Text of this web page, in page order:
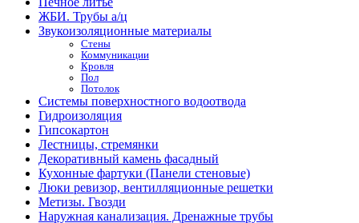
ЖБИ. Трубы а/ц
Звукоизоляционные материалы
Стены
Коммуникации
Кровля
Пол
Потолок
Системы поверхностного водоотвода
Гидроизоляция
Гипсокартон
Лестницы, стремянки
Декоративный камень фасадный
Кухонные фартуки (Панели стеновые)
Люки ревизор, вентилляционные решетки
Метизы. Гвозди
Наружная канализация. Дренажные трубы